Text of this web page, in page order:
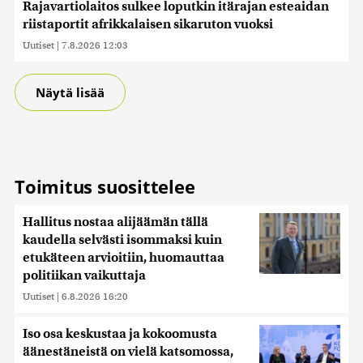
Rajavartiolaitos sulkee loputkin itärajan esteaidan
riistaportit afrikkalaisen sikaruton vuoksi
Uutiset | 7.8.2026 12:03
Näytä lisää
Toimitus suosittelee
Hallitus nostaa alijäämän tällä
kaudella selvästi isommaksi kuin
etukäteen arvioitiin, huomauttaa
politiikan vaikuttaja
Uutiset | 6.8.2026 16:20
Iso osa keskustaa ja kokoomusta
äänestäneistä on vielä katsomossa,